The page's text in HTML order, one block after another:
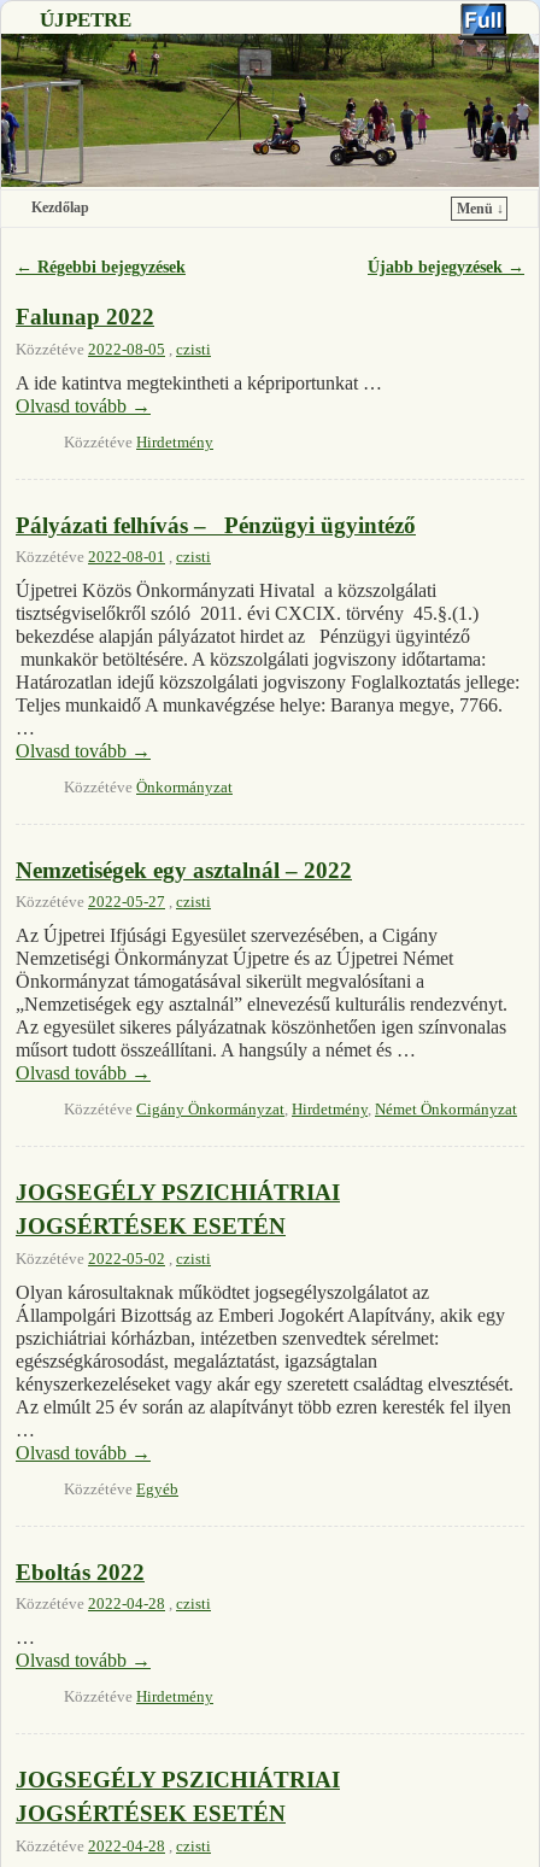
ÚJPETRE
Kezdőlap
Menü ↓
Bejegyzés navigáció
← Régebbi bejegyzések Újabb bejegyzések →
Falunap 2022
Közzétéve 2022-08-05 czisti
A ide katintva megtekintheti a képriportunkat …
Olvasd tovább →
Közzétéve Hirdetmény
Pályázati felhívás – Pénzügyi ügyintéző
Közzétéve 2022-08-01 , czisti
Újpetrei Közös Önkormányzati Hivatal a közszolgálati
tisztségviselőkről szóló 2011. évi CXCIX. törvény 45.§.(1.)
bekezdése alapján pályázatot hirdet az Pénzügyi ügyintéző
munkakör betöltésére. A közszolgálati jogviszony időtartama:
Határozatlan idejű közszolgálati jogviszony Foglalkoztatás jellege:
Teljes munkaidő A munkavégzése helye: Baranya megye, 7766.
…
Olvasd tovább →
Közzétéve Önkormányzat
Nemzetiségek egy asztalnál – 2022
Közzétéve 2022-05-27 , czisti
Az Újpetrei Ifjúsági Egyesület szervezésében, a Cigány
Nemzetiségi Önkormányzat Újpetre és az Újpetrei Német
Önkormányzat támogatásával sikerült megvalósítani a
„Nemzetiségek egy asztalnál” elnevezésű kulturális rendezvényt.
Az egyesület sikeres pályázatnak köszönhetően igen színvonalas
műsort tudott összeállítani. A hangsúly a német és …
Olvasd tovább →
Közzétéve Cigány Önkormányzat, Hirdetmény, Német Önkormányzat
JOGSEGÉLY PSZICHIÁTRIAI
JOGSÉRTÉSEK ESETÉN
Közzétéve 2022-05-02 , czisti
Olyan károsultaknak működtet jogsegélyszolgálatot az
Állampolgári Bizottság az Emberi Jogokért Alapítvány, akik egy
pszichiátriai kórházban, intézetben szenvedtek sérelmet:
egészségkárosodást, megaláztatást, igazságtalan
kényszerkezeléseket vagy akár egy szeretett családtag elvesztését.
Az elmúlt 25 év során az alapítványt több ezren keresték fel ilyen
…
Olvasd tovább →
Közzétéve Egyéb
Eboltás 2022
Közzétéve 2022-04-28 , czisti
…
Olvasd tovább →
Közzétéve Hirdetmény
JOGSEGÉLY PSZICHIÁTRIAI
JOGSÉRTÉSEK ESETÉN
Közzétéve 2022-04-28 czisti